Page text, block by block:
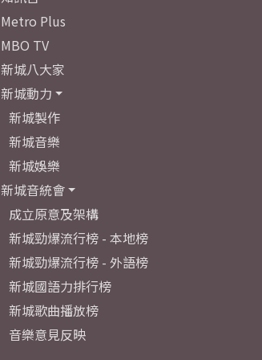
Metro Plus
MBO TV
新城八大家
新城動力
新城製作
新城音樂
新城娛樂
新城音統會
成立原意及架構
新城勁爆流行榜 - 本地榜
新城勁爆流行榜 - 外語榜
新城國語力排行榜
新城歌曲播放榜
音樂意見反映